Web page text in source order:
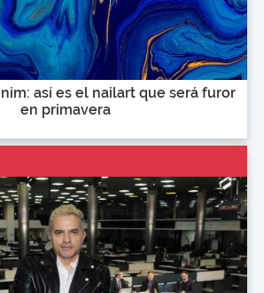
así es el nailart que será furor
en primavera